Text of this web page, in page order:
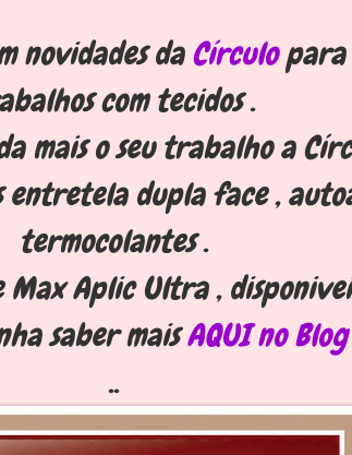
novidades daCírculopara
com tecidos .
mais o seu trabalho a
entretela dupla face ,
termocolantes .
Aplic Ultra ,
saber maisAQUIno
..